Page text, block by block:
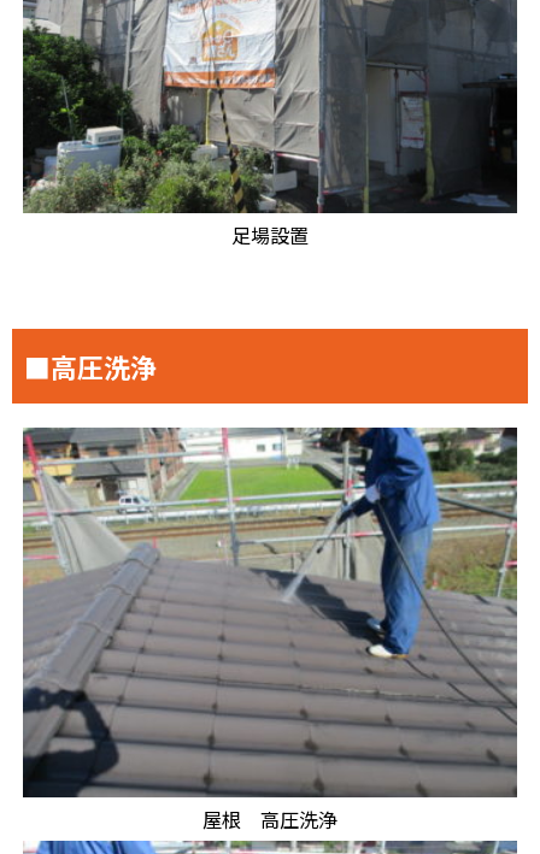
足場設置
■高圧洗浄
屋根 高圧洗浄